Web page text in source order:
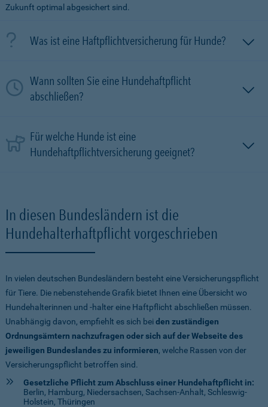
Zukunft optimal abgesichert sind.
Was ist eine Haftpflichtversicherung für Hunde?
Wann sollten Sie eine Hundehaftpflicht
abschließen?
Für welche Hunde ist eine
Hundehaftpflichtversicherung geeignet?
In diesen Bundesländern ist die
Hundehalterhaftpflicht vorgeschrieben
In vielen deutschen Bundesländern besteht eine Versicherungspflicht
für Tiere. Die nebenstehende Grafik bietet Ihnen eine Übersicht wo
Hundehalterinnen und -halter eine Haftpflicht abschließen müssen.
Unabhängig davon, empfiehlt es sich beiden zuständigen
Ordnungsämtern nachzufragen oder sich auf der Webseite des
jeweiligen Bundeslandes zu informieren, welche Rassen von der
Versicherungspflicht betroffen sind.
Gesetzliche Pflicht zum Abschluss einer Hundehaftpflicht in:
Berlin, Hamburg, Niedersachsen, Sachsen-Anhalt, Schleswig-
Holstein, Thüringen